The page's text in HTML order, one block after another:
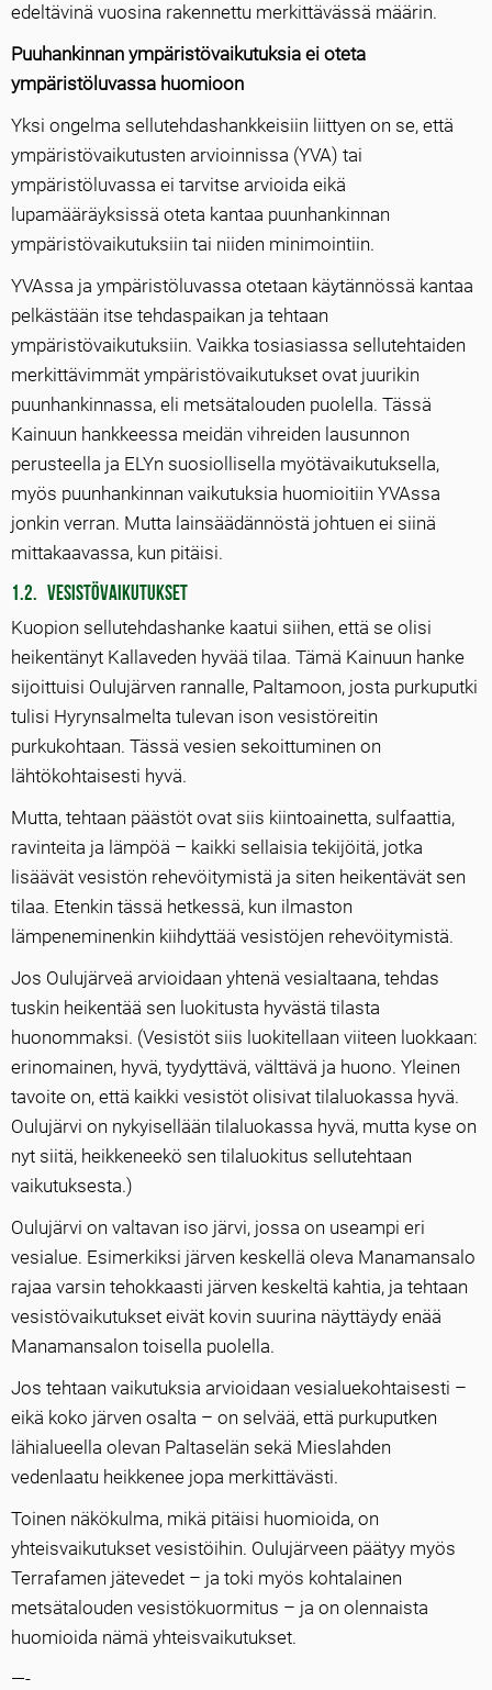
edeltävinä vuosina rakennettu merkittävässä määrin.
Puuhankinnan ympäristövaikutuksia ei oteta
ympäristöluvassa huomioon
Yksi ongelma sellutehdashankkeisiin liittyen on se, että
ympäristövaikutusten arvioinnissa (YVA) tai
ympäristöluvassa ei tarvitse arvioida eikä
lupamääräyksissä oteta kantaa puunhankinnan
ympäristövaikutuksiin tai niiden minimointiin.
YVAssa ja ympäristöluvassa otetaan käytännössä kantaa
pelkästään itse tehdaspaikan ja tehtaan
ympäristövaikutuksiin. Vaikka tosiasiassa sellutehtaiden
merkittävimmät ympäristövaikutukset ovat juurikin
puunhankinnassa, eli metsätalouden puolella. Tässä
Kainuun hankkeessa meidän vihreiden lausunnon
perusteella ja ELYn suosiollisella myötävaikutuksella,
myös puunhankinnan vaikutuksia huomioitiin YVAssa
jonkin verran. Mutta lainsäädännöstä johtuen ei siinä
mittakaavassa, kun pitäisi.
1.2. Vesistövaikutukset
Kuopion sellutehdashanke kaatui siihen, että se olisi
heikentänyt Kallaveden hyvää tilaa. Tämä Kainuun hanke
sijoittuisi Oulujärven rannalle, Paltamoon, josta purkuputki
tulisi Hyrynsalmelta tulevan ison vesistöreitin
purkukohtaan. Tässä vesien sekoittuminen on
lähtökohtaisesti hyvä.
Mutta, tehtaan päästöt ovat siis kiintoainetta, sulfaattia,
ravinteita ja lämpöä – kaikki sellaisia tekijöitä, jotka
lisäävät vesistön rehevöitymistä ja siten heikentävät sen
tilaa. Etenkin tässä hetkessä, kun ilmaston
lämpeneminenkin kiihdyttää vesistöjen rehevöitymistä.
Jos Oulujärveä arvioidaan yhtenä vesialtaana, tehdas
tuskin heikentää sen luokitusta hyvästä tilasta
huonommaksi. (Vesistöt siis luokitellaan viiteen luokkaan:
erinomainen, hyvä, tyydyttävä, välttävä ja huono. Yleinen
tavoite on, että kaikki vesistöt olisivat tilaluokassa hyvä.
Oulujärvi on nykyisellään tilaluokassa hyvä, mutta kyse on
nyt siitä, heikkeneekö sen tilaluokitus sellutehtaan
vaikutuksesta.)
Oulujärvi on valtavan iso järvi, jossa on useampi eri
vesialue. Esimerkiksi järven keskellä oleva Manamansalo
rajaa varsin tehokkaasti järven keskeltä kahtia, ja tehtaan
vesistövaikutukset eivät kovin suurina näyttäydy enää
Manamansalon toisella puolella.
Jos tehtaan vaikutuksia arvioidaan vesialuekohtaisesti –
eikä koko järven osalta – on selvää, että purkuputken
lähialueella olevan Paltaselän sekä Mieslahden
vedenlaatu heikkenee jopa merkittävästi.
Toinen näkökulma, mikä pitäisi huomioida, on
yhteisvaikutukset vesistöihin. Oulujärveen päätyy myös
Terrafamen jätevedet – ja toki myös kohtalainen
metsätalouden vesistökuormitus – ja on olennaista
huomioida nämä yhteisvaikutukset.
—-